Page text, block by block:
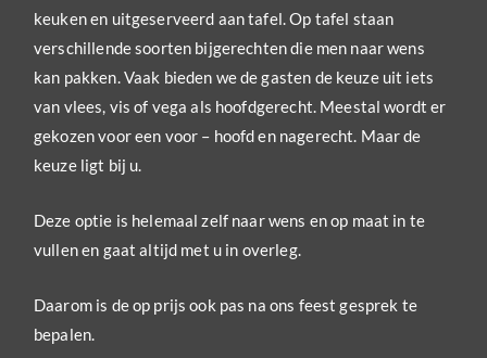
keuken en uitgeserveerd aan tafel. Op tafel staan
verschillende soorten bijgerechten die men naar wens
kan pakken. Vaak bieden we de gasten de keuze uit iets
van vlees, vis of vega als hoofdgerecht. Meestal wordt er
gekozen voor een voor – hoofd en nagerecht. Maar de
keuze ligt bij u.
Deze optie is helemaal zelf naar wens en op maat in te
vullen en gaat altijd met u in overleg.
Daarom is de op prijs ook pas na ons feest gesprek te
bepalen.